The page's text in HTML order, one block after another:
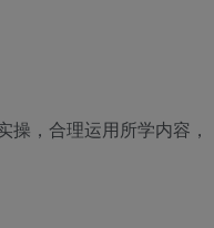
，合理运用所学内容，